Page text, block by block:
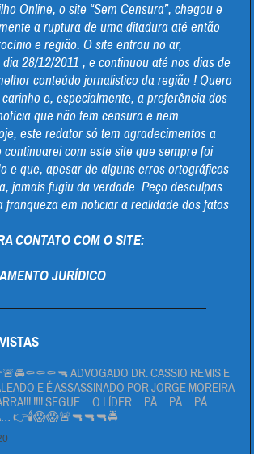
Online, o site “Sem Censura”, chegou e
a ruptura de uma ditadura até então
e região. O site entrou no ar,
28/12/2011 , e continuou até nos dias de
conteúdo jornalistico da região ! Quero
e, especialmente, a preferência dos
que não tem censura e nem
este redator só tem agradecimentos a
continuarei com este site que sempre foi
e que, apesar de alguns erros ortográficos
jamais fugiu da verdade. Peço desculpas
franqueza em noticiar a realidade dos fatos
CONTATO COM O SITE:
JURÍDICO
ADVOGADO DR. CÁSSIO REMIS É
E É ASSASSINADO POR JORGE MOREIRA
!!!! SEGUE… O LÍDER… PÄ… PÄ… PÁ…
👉🕯😱😱🚨🔫🔫🔫🚔